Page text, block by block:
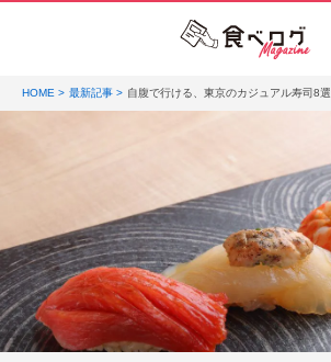
HOME 最新記事 自腹で行ける、東京のカジュアル寿司8選